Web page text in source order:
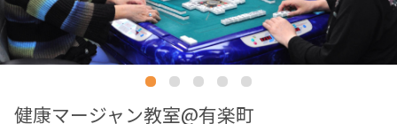
健康マージャン教室@有楽町